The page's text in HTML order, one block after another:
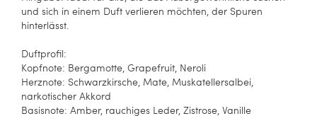
und sich in einem Duft verlieren möchten, der Spuren
hinterlässt.
Duftprofil:
Kopfnote: Bergamotte, Grapefruit, Neroli
Herznote: Schwarzkirsche, Mate, Muskatellersalbei,
narkotischer Akkord
Basisnote: Amber, rauchiges Leder, Zistrose, Vanille